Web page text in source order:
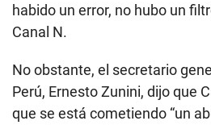
habido un error, no hubo un
Canal N.
No obstante, el secretario
Perú, Ernesto Zunini, dijo que
que se está cometiendo “un